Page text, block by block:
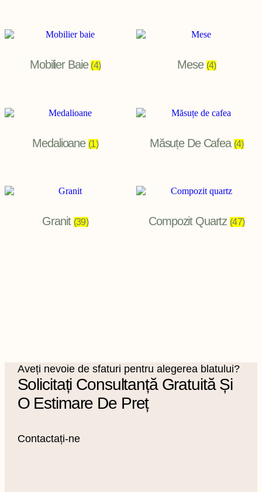
Mobilier Baie(4) Mese (4)
Medalioane (1) Măsuțe De Cafea (4)
Granit (39) Compozit Quartz(47)
Aveți nevoie de sfaturi pentru alegerea blatului?
Solicitați Consultanță Gratuită Și
O Estimare De Preț
Contactați-ne